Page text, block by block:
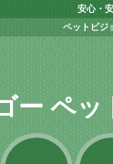
安心・
ペットビジ
ー ペッ